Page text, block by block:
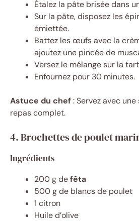
Étalez la pâte brisée dans
Sur la pâte, disposez les
émiettée.
Battez les œufs avec la
ajoutez une pincée de
Versez le mélange sur la
Enfournez pour 30 minutes.
Astuce du chef: Servez avec
repas complet.
4. Brochettes de poulet
Ingrédients
200 g defêta
500 g de blancs de poulet
1 citron
Huile d’olive